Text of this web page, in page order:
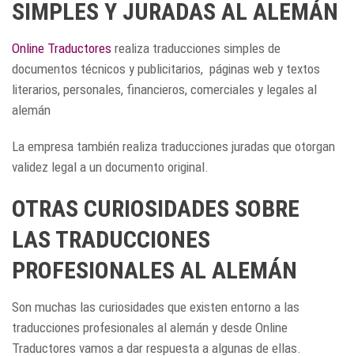
SIMPLES Y JURADAS AL ALEMÁN
Online Traductores realiza traducciones simples de
documentos técnicos y publicitarios, páginas web y textos
literarios, personales, financieros, comerciales y legales al
alemán
La empresa también realiza traducciones juradas que otorgan
validez legal a un documento original.
OTRAS CURIOSIDADES SOBRE
LAS TRADUCCIONES
PROFESIONALES AL ALEMÁN
Son muchas las curiosidades que existen entorno a las
traducciones profesionales al alemán y desde Online
Traductores vamos a dar respuesta a algunas de ellas.